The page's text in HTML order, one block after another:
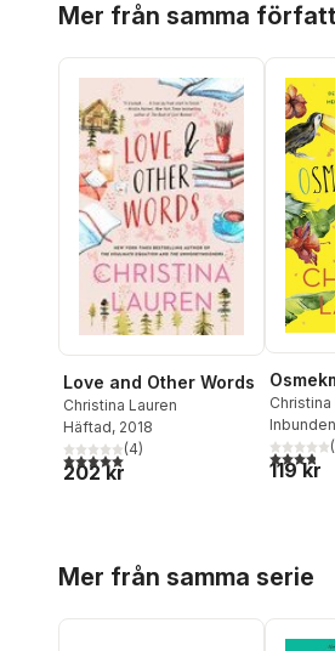
Mer från samma
Love and Other Words
Christina Lauren
Häftad, 2018
5,0utav 5 stjärnor. Totalt antal röster:
(4)
202 kr
Christina
Inbunden
3,8utav (
119 kr
Mer från samma serie